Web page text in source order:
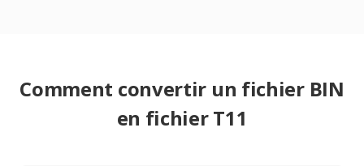
Comment convertir un fichier BIN
en fichier T11